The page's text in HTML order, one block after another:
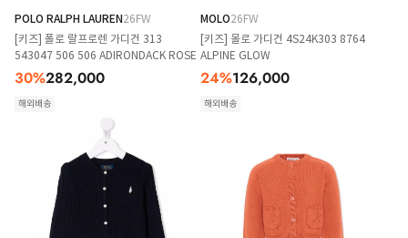
POLO RALPH LAUREN26FW
[키즈] 폴로 랄프로렌 가디건 313
543047 506 506 ADIRONDACK ROSE
30%282,000
해외배송
MOLO26FW
[키즈] 몰로 가디건 4S24K303 8764
ALPINE GLOW
24%126,000
해외배송